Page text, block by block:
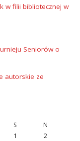
w filii bibliotecznej w
Seniorów o
autorskie ze
S
N
1
2